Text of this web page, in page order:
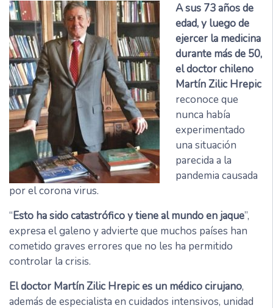
A sus 73 años de
edad, y luego de
ejercer la medicina
durante más de 50,
el doctor chileno
Martín Zilic Hrepic
reconoce que
nunca había
experimentado
una situación
parecida a la
pandemia causada
por el corona virus.
“Esto ha sido catastrófico y tiene al mundo en jaque”,
expresa el galeno y advierte que muchos países han
cometido graves errores que no les ha permitido
controlar la crisis.
El doctor Martín Zilic Hrepic es un médico cirujano,
además de especialista en cuidados intensivos, unidad